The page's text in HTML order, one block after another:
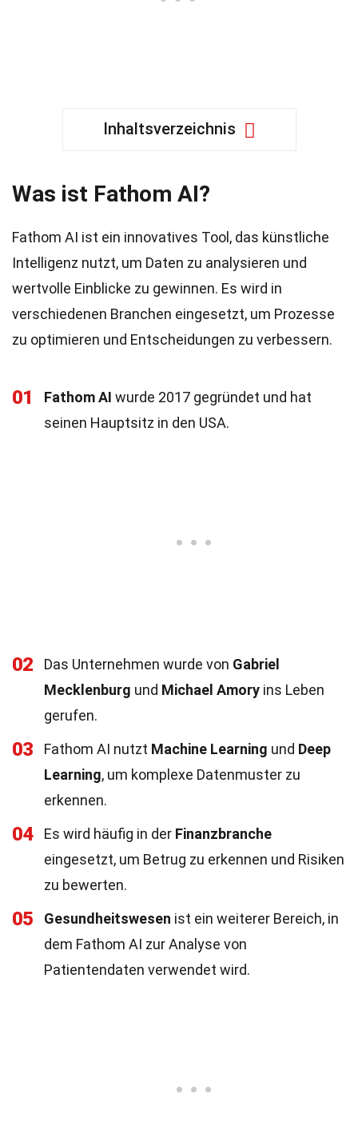
Inhaltsverzeichnis
Was ist Fathom AI?
Fathom AI ist ein innovatives Tool, das künstliche
Intelligenz nutzt, um Daten zu analysieren und
wertvolle Einblicke zu gewinnen. Es wird in
verschiedenen Branchen eingesetzt, um Prozesse
zu optimieren und Entscheidungen zu verbessern.
01 Fathom AI wurde 2017 gegründet und hat
seinen Hauptsitz in den USA.
02 Das Unternehmen wurde von Gabriel
Mecklenburg und Michael Amory ins Leben
gerufen.
03 Fathom AI nutzt Machine Learning und Deep
Learning, um komplexe Datenmuster zu
erkennen.
04 Es wird häufig in der Finanzbranche
eingesetzt, um Betrug zu erkennen und Risiken
zu bewerten.
05 Gesundheitswesen ist ein weiterer Bereich, in
dem Fathom AI zur Analyse von
Patientendaten verwendet wird.